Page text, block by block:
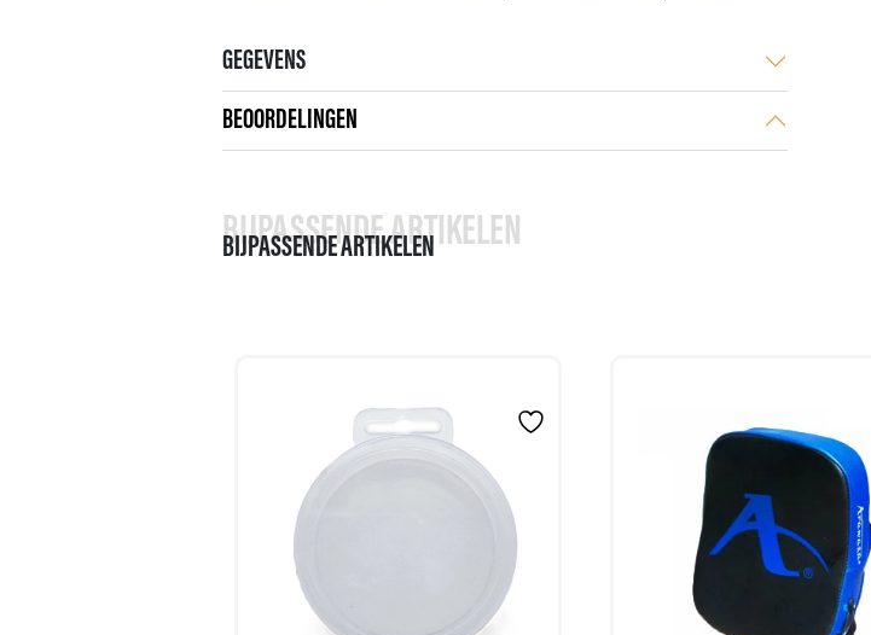
GEGEVENS
BEOORDELINGEN
BIJPASSENDE ARTIKELEN
BIJPASSENDE ARTIKELEN